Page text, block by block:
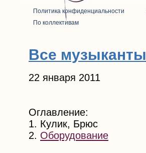
Политика конфиденциальности
По коллективам
Все музыканты
22 января 2011
Оглавление:
1. Кулик, Брюс
2. Оборудование